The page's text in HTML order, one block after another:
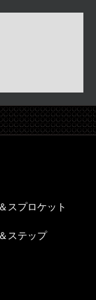
スプロケット
ステップ